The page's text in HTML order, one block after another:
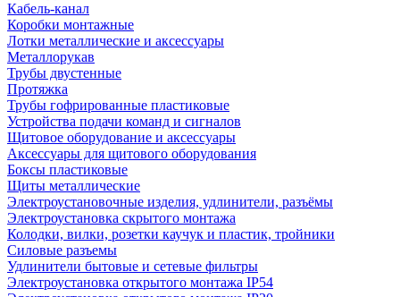
Кабель-канал
Коробки монтажные
Лотки металлические и аксессуары
Металлорукав
Трубы двустенные
Протяжка
Трубы гофрированные пластиковые
Устройства подачи команд и сигналов
Щитовое оборудование и аксессуары
Аксессуары для щитового оборудования
Боксы пластиковые
Щиты металлические
Электроустановочные изделия, удлинители, разъёмы
Электроустановка скрытого монтажа
Колодки, вилки, розетки каучук и пластик, тройники
Силовые разъемы
Удлинители бытовые и сетевые фильтры
Электроустановка открытого монтажа IP54